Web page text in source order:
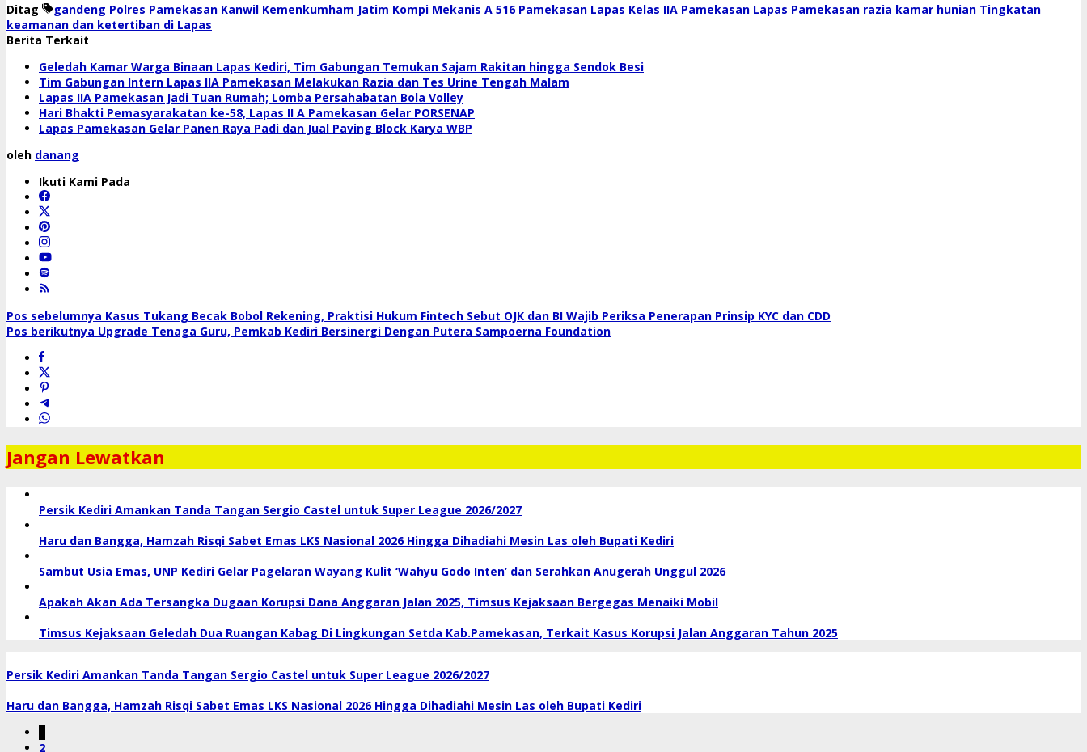
Ditag gandeng Polres Pamekasan Kanwil Kemenkumham Jatim Kompi Mekanis A 516 Pamekasan Lapas Kelas IIA Pamekasan Lapas Pamekasan razia kamar hunian Tingkatan
keamanan dan ketertiban di Lapas
Berita Terkait
Geledah Kamar Warga Binaan Lapas Kediri, Tim Gabungan Temukan Sajam Rakitan hingga Sendok Besi
Tim Gabungan Intern Lapas IIA Pamekasan Melakukan Razia dan Tes Urine Tengah Malam
Lapas IIA Pamekasan Jadi Tuan Rumah; Lomba Persahabatan Bola Volley
Hari Bhakti Pemasyarakatan ke-58, Lapas II A Pamekasan Gelar PORSENAP
Lapas Pamekasan Gelar Panen Raya Padi dan Jual Paving Block Karya WBP
oleh danang
Ikuti Kami Pada
Navigasi
Pos sebelumnya Kasus Tukang Becak Bobol Rekening, Praktisi Hukum Fintech Sebut OJK dan BI Wajib Periksa Penerapan Prinsip KYC dan CDD
Pos berikutnya Upgrade Tenaga Guru, Pemkab Kediri Bersinergi Dengan Putera Sampoerna Foundation
Jangan Lewatkan
Persik Kediri Amankan Tanda Tangan Sergio Castel untuk Super League 2026/2027
Haru dan Bangga, Hamzah Risqi Sabet Emas LKS Nasional 2026 Hingga Dihadiahi Mesin Las oleh Bupati Kediri
Sambut Usia Emas, UNP Kediri Gelar Pagelaran Wayang Kulit ‘Wahyu Godo Inten’ dan Serahkan Anugerah Unggul 2026
Apakah Akan Ada Tersangka Dugaan Korupsi Dana Anggaran Jalan 2025, Timsus Kejaksaan Bergegas Menaiki Mobil
Timsus Kejaksaan Geledah Dua Ruangan Kabag Di Lingkungan Setda Kab.Pamekasan, Terkait Kasus Korupsi Jalan Anggaran Tahun 2025
Persik Kediri Amankan Tanda Tangan Sergio Castel untuk Super League 2026/2027
Haru dan Bangga, Hamzah Risqi Sabet Emas LKS Nasional 2026 Hingga Dihadiahi Mesin Las oleh Bupati Kediri
2